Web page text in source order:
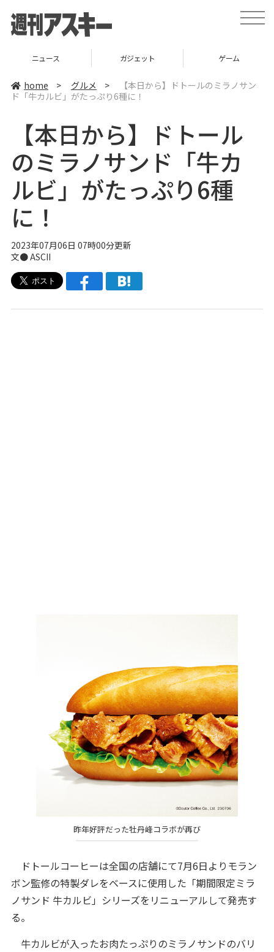
t
o
v
ニュース ガジェット ゲーム
home > グルメ >
【本日から】ドトールのミラノサン
ド「牛カルビ」がたっぷり6種に！
【本日から】ドトール
のミラノサンド「牛カ
ルビ」がたっぷり6種
に！
2023年07月06日 07時00分更新
文● ASCII
昨年好評だった牡丹峰コラボが再び
ドトールコーヒーは全国の店舗にて7月6日よりモラン
ボン監修の特製ダレをベースに使用した「期間限定ミラ
ノサンド 牛カルビ」シリーズをリニューアルして発売す
る。
牛カルビが入ったお肉たっぷりのミラノサンドのバリ